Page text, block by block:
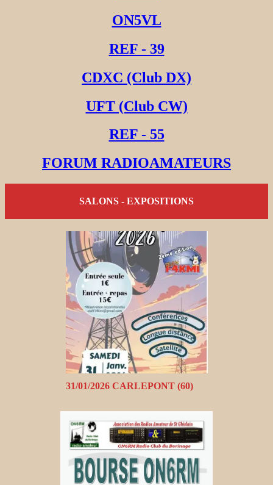
ON5VL
REF - 39
CDXC (Club DX)
UFT (Club CW)
REF - 55
FORUM RADIOAMATEURS
SALONS - EXPOSITIONS
31/01/2026 CARLEPONT (60)